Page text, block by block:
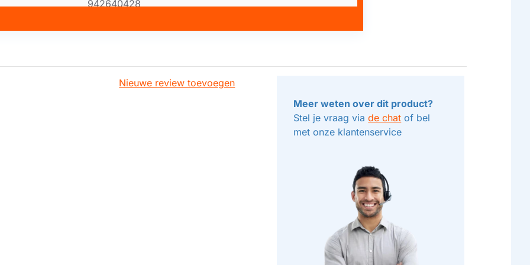
942640428
AFC1295XNieuwe review toevoegen
Meer weten over dit product?
Stel je vraag viade chat of bel
met onze klantenservice